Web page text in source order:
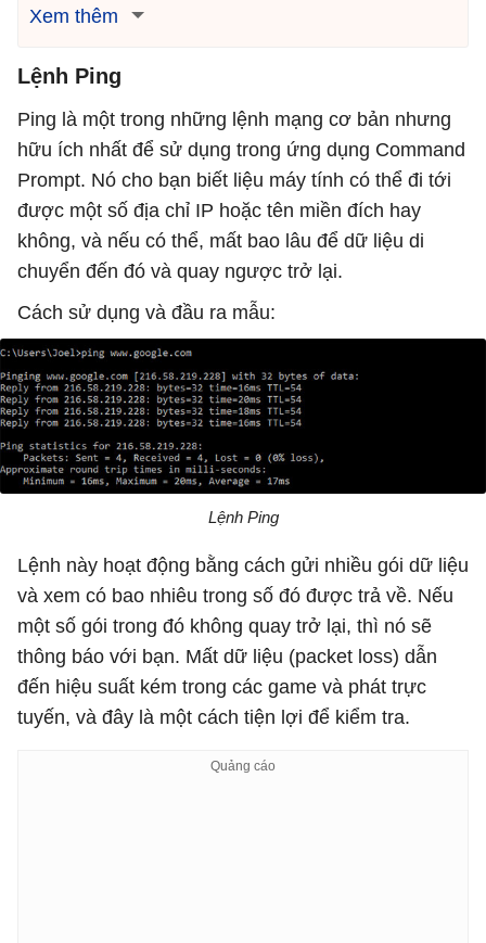
Xem thêm
Lệnh Ping
Ping là một trong những lệnh mạng cơ bản nhưng
hữu ích nhất để sử dụng trong ứng dụng Command
Prompt. Nó cho bạn biết liệu máy tính có thể đi tới
được một số địa chỉ IP hoặc tên miền đích hay
không, và nếu có thể, mất bao lâu để dữ liệu di
chuyển đến đó và quay ngược trở lại.
Cách sử dụng và đầu ra mẫu:
Lệnh Ping
Lệnh này hoạt động bằng cách gửi nhiều gói dữ liệu
và xem có bao nhiêu trong số đó được trả về. Nếu
một số gói trong đó không quay trở lại, thì nó sẽ
thông báo với bạn. Mất dữ liệu (packet loss) dẫn
đến hiệu suất kém trong các game và phát trực
tuyến, và đây là một cách tiện lợi để kiểm tra.